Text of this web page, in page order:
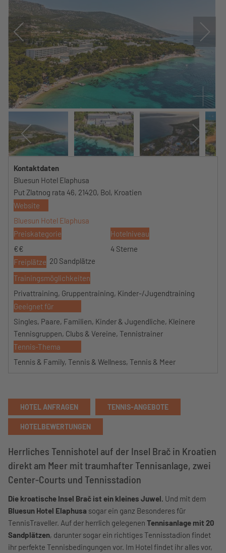
Kontaktdaten
Bluesun Hotel Elaphusa
Put Zlatnog rata 46, 21420, Bol, Kroatien
Website
Bluesun Hotel Elaphusa
Preiskategorie
€€
Hotelniveau
4 Sterne
Freiplätze 20 Sandplätze
Trainingsmöglichkeiten
Privattraining, Gruppentraining, Kinder-/Jugendtraining
Geeignet für
Singles, Paare, Familien, Kinder & Jugendliche, Kleinere
Tennisgruppen, Clubs & Vereine, Tennistrainer
Tennis-Thema
Tennis & Family, Tennis & Wellness, Tennis & Meer
HOTEL ANFRAGEN TENNIS-ANGEBOTE
HOTELBEWERTUNGEN
Herrliches Tennishotel auf der Insel Brač in Kroatien
direkt am Meer mit traumhafter Tennisanlage, zwei
Center-Courts und Tennisstadion
Die kroatische Insel Brač ist ein kleines Juwel. Und mit dem
Bluesun Hotel Elaphusa sogar ein ganz Besonderes für
TennisTraveller. Auf der herrlich gelegenen Tennisanlage mit 20
Sandplätzen, darunter sogar ein richtiges Tennisstadion findet
ihr perfekte Tennisbedingungen vor. Im Hotel findet ihr alles vor,